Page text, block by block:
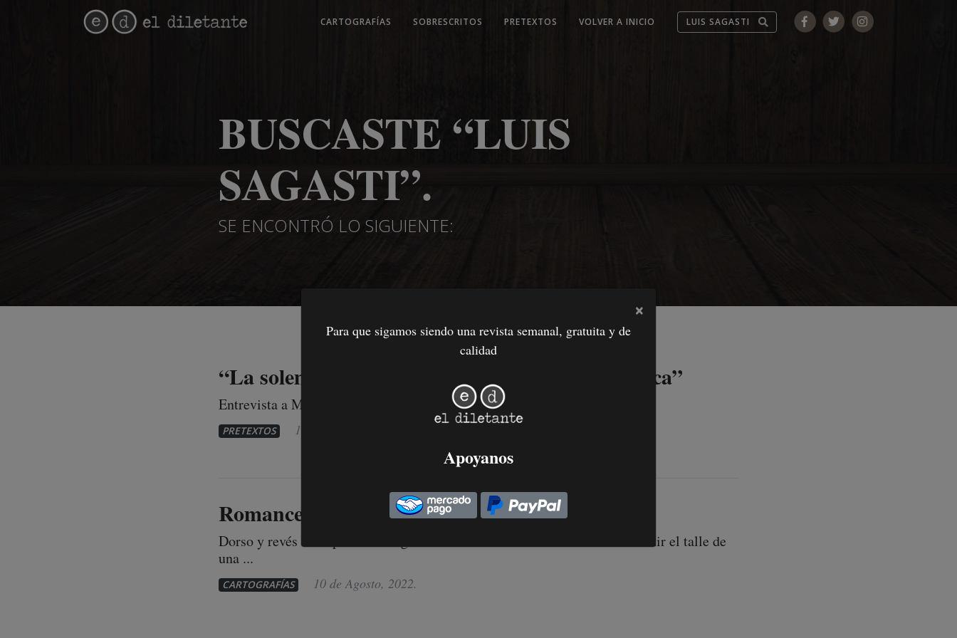
CARTOGRAFÍAS SOBRESCRITOS PRETEXTOS VOLVER A INICIO
BUSCASTE “LUIS
SAGASTI”.
SE ENCONTRÓ LO SIGUIENTE:
“La solemnidad incluso en los velorios es grotesca”
Entrevista a Marcelo Zabaloy...
PRETEXTOS 15 de Junio, 2022
Romance en tres patas
Dorso y revés de la práctica biográfica conviven en el tácito mandato de ceñir el talle de
una ...
CARTOGRAFÍAS 10 de Agosto, 2022.
×
Para que sigamos siendo una revista semanal, gratuita y de
calidad
Apoyanos